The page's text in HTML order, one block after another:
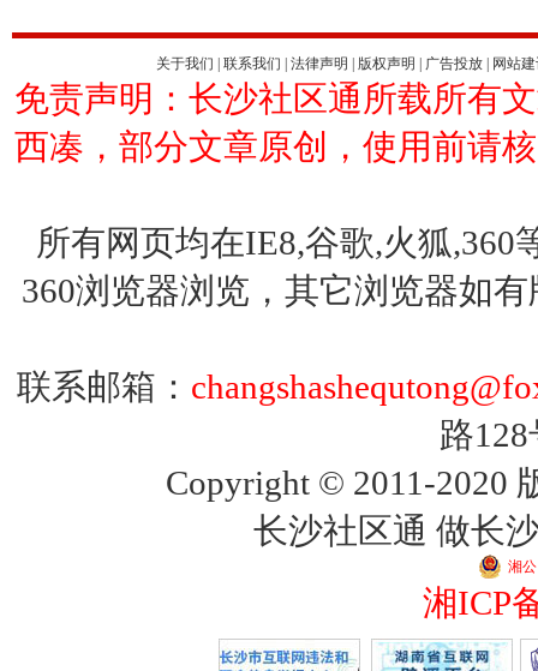
关于我们 联系我们 法律声明 版权声明 广告投放 网站
免责声明：长沙社区通所载所有
西凑，部分文章原创，使用前请
所有网页均在IE8,谷歌,火狐
360浏览器浏览，其它浏览器如
联系邮箱：
路
Copyright © 2011-2020
长沙社区通 做长
湘公
湘ICP